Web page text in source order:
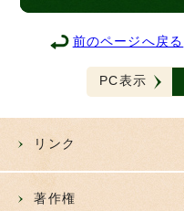
前のページへ戻る
PC表示
リンク
著作権